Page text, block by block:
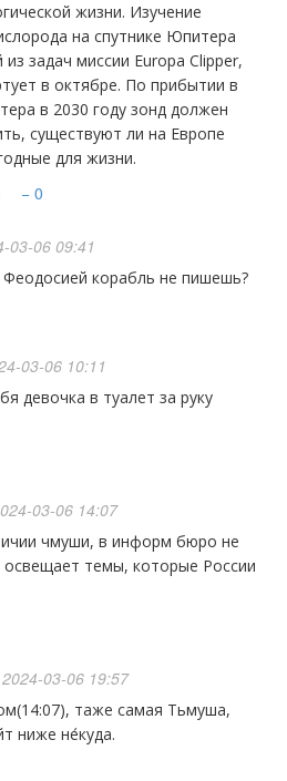
жизни. Изучение
на спутнике Юпитера
задач миссии Europa Clipper,
в октябре. По прибытии в
в 2030 году зонд должен
существуют ли на Европе
для жизни.
− 0
03-06 09:41
Феодосией корабль не пишешь?
03-06 10:11
03-06 14:07
темы, которые России
03-06 19:57
ниже не́куда.